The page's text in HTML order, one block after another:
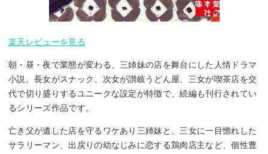
楽天レビューを見る
朝・昼・夜で業態が変わる、三姉妹の店を舞台にした人情ドラマ
小説。長女がスナック、次女が讃岐うどん屋、三女が喫茶店を交
代で切り盛りするユニークな設定が特徴で、続編も刊行されてい
るシリーズ作品です。
亡き父が遺した店を守るワケあり三姉妹と、三女に一目惚れした
サラリーマン、出戻りの幼なじみに恋する鶏肉店主など、個性豊